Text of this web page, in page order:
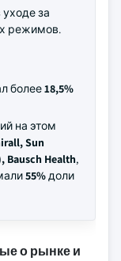
за
режимов.
более18,5%
на этом
Sun
Bausch Health,
55%доли
о рынке и